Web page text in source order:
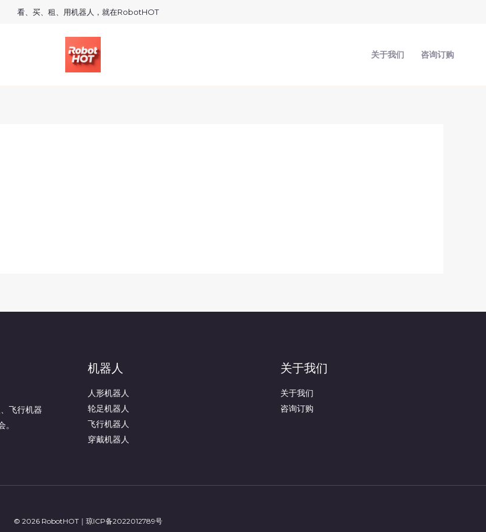
看、买、租、用机器人，就在RobotHOT
关于我们 咨询订购
飞行机器
机器人
人形机器人
轮足机器人
飞行机器人
穿戴机器人
关于我们
关于我们
咨询订购
© 2026 RobotHOT｜ 琼ICP备2022012789号